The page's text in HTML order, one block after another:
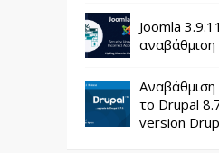
Joomla
Αναβάθμιση
το Drupal
version